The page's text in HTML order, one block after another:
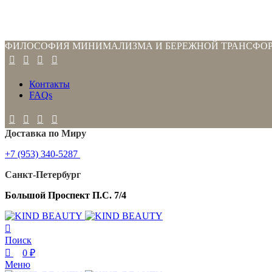
ФИЛОСОФИЯ МИНИМАЛИЗМА И БЕРЕЖНОЙ
Контакты
FAQs
Доставка по Миру
+7 (953) 340-5287
Санкт-Петербург
Большой Проспект П.С. 7/4
Поиск
0 ₽
Меню